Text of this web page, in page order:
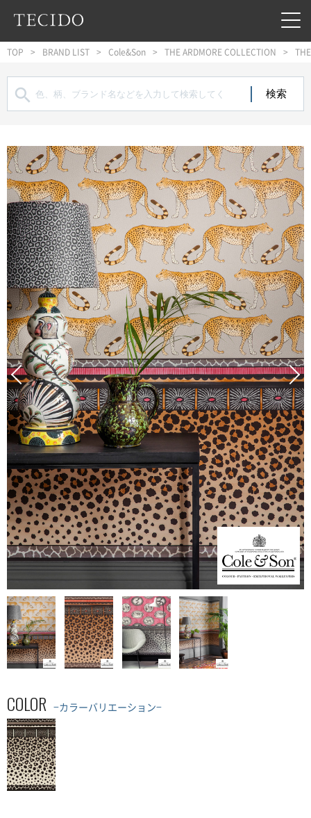
フッターへジャンプ
TOP BRAND LIST Cole&Son THE ARDMORE COLLECTION

COLOR −カラーバリエーション−